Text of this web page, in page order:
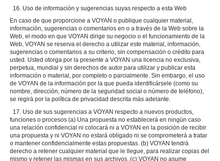
16. Uso de información y sugerencias suyas respecto a esta Web
En caso de que proporcione a VOYAN o publique cualquier material,
información, sugerencias o comentarios en o a través de la Web sobre la
Web, el modo en que VOYAN dirige su negocio o el funcionamiento de la
Web, VOYAN se reserva el derecho a utilizar este material, información,
sugerencias o comentarios a su criterio, sin compensación o crédito para
usted. Usted otorga por la presente a VOYAN una licencia no exclusiva,
perpetua, mundial y sin derechos de autor para utilizar y publicar esta
información o material, por completo o parcialmente. Sin embargo, el uso
de VOYAN de la información por la que pueda identificársele (como su
nombre, dirección, número de la seguridad social o número de teléfono),
se regirá por la política de privacidad descrita más adelante.
17. Uso de sus sugerencias a VOYAN respecto a nuevos productos,
funciones o procesos (a) Una propuesta no establecerá en ningún caso
una relación confidencial ni colocará ni a VOYAN en la posición de recibir
una propuesta y ni VOYAN no estará obligado ni se comprometerá a tratar
o mantener confidencialmente estas propuestas. (b) VOYAN tendrá
derecho a retener cualquier material que le llegue, para realizar copias del
mismo y retener las mismas en sus archivos. (c) VOYAN no asume